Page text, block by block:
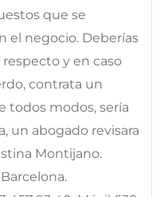
que se
el negocio. Deberías
y en caso
contrata un
todos modos, sería
un abogado revisara
Montijano.
Barcelona.